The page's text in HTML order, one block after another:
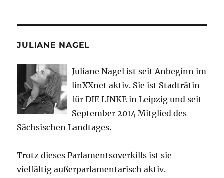
JULIANE NAGEL
Juliane Nagel ist seit Anbeginn im
linXXnet aktiv. Sie ist Stadträtin
für DIE LINKE in Leipzig und seit
September 2014 Mitglied des
Sächsischen Landtages.
Trotz dieses Parlamentsoverkills ist sie
vielfältig außerparlamentarisch aktiv.